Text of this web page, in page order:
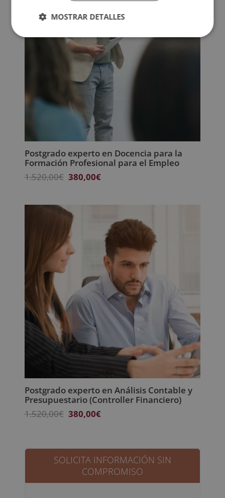
Postgrado experto en Docencia para la
Formación Profesional para el Empleo
1.520,00€ El
era:
1.520,00€.
380,00€El
380,00€.
Postgrado experto en Análisis Contable y
Presupuestario (Controller Financiero)
1.520,00€ El
era:
1.520,00€.
380,00€El
es:
380,00€.
SOLICITA INFORMACIÓN SIN
COMPROMISO
MOSTRAR DETALLES